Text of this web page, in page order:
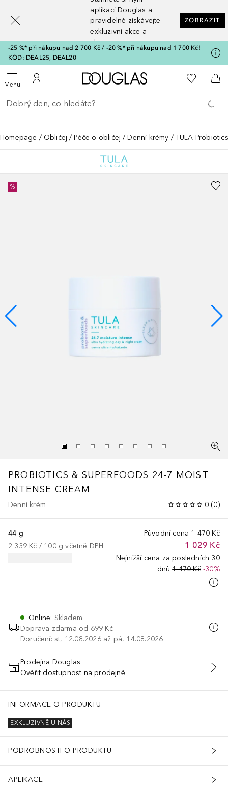
aplikaci Douglas a
pravidelně získávejte
exkluzivní akce a
slevy
ZOBRAZIT
-25 %* při nákupu nad 2 700 Kč / -20 %* při nákupu nad 1 700 Kč!
KÓD: DEAL25, DEAL20
MenuOtevřít menuK mému účtu
Domů K mému
Do
Vraťte se
Proveďte vyhledávání
Homepage Obličej Péče o obličej Denní krémy TULA
%
PROBIOTICS & SUPERFOODS 24-7 MOIST
INTENSE CREAM
Denní krém 0 (0)
Původní cena 1 470 Kč
1 029 Kč
Nejnižší cena za posledních 30
dnů 1 470 Kč-30%
44 g
2 339 Kč / 100 g včetně DPH
Online: Skladem
Doprava zdarma od 699 Kč
Doručení: st, 12.08.2026 až pá, 14.08.2026
PŘIDAT DO KOŠÍKU
Prodejna Douglas
Ověřit dostupnost na prodejně
INFORMACE O PRODUKTU
EXKLUZIVNĚ U NÁS
PODROBNOSTI O PRODUKTU
APLIKACE
[navigation.slideout.screenreader]